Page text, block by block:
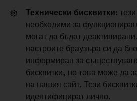
в
н
о
в
р
р
я
е
в
Технически бисквитки:
необходими за
могат да бъдат
настроите браузъра си да
информиран за
бисквитки, но това може да
на нашия сайт. Тези
идентифицират лично.